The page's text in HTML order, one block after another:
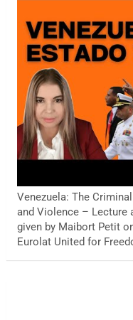
Venezuela: The
and Violence – Lecture
given by Maibort Petit
Eurolat United for